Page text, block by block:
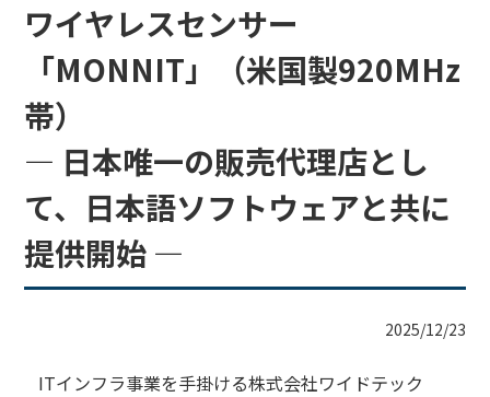
ワイヤレスセンサー
「MONNIT」（米国製920MHz
帯）
― 日本唯一の販売代理店とし
て、日本語ソフトウェアと共に
提供開始 ―
2025/12/23
ITインフラ事業を手掛ける株式会社ワイドテック